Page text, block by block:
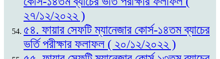
২৭/১২/২০২২ )
৫৪. ফায়ার সেফটি ম্যানেজার কোর্স-১৪তম ব্যাচের
ভর্তি পরীক্ষার ফলাফল ( ২০/১২/২০২২ )